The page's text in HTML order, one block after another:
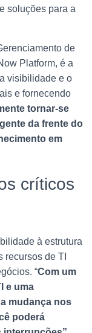
soluções para a
de
Platform, é a
visibilidade e o
e fornecendo
tornar-se
da frente do
em
críticos
à estrutura
recursos de TI
“Com um
e uma
mudança nos
poderá